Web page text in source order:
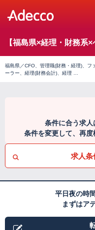
【福島県×経理・財務系
福島県／CFO、管理職(財務・経理)、フ
ーラー、経理(財務会計)、経理 …
条件に合う求人
条件を変更して、再度
求人条
平日夜の時
まずはア